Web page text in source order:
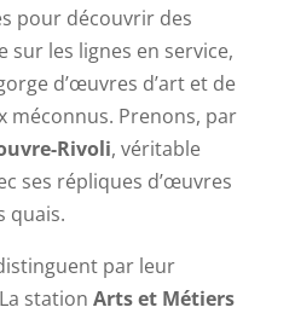
pour découvrir des
sur les lignes en service,
d’œuvres d’art et de
méconnus. Prenons, par
Rivoli, véritable
ses répliques d’œuvres
quais.
par leur
station Arts et Métiers